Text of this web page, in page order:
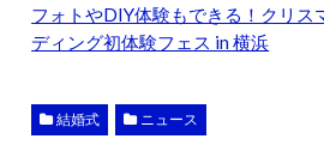
フォトやDIY体験もできる！クリス
ディング初体験フェス in 横浜
結婚式 ニュース